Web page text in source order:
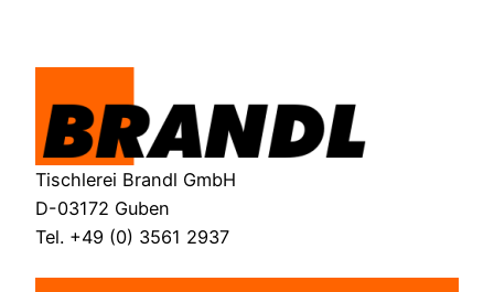
Tischlerei Brandl GmbH
D-03172 Guben
Tel. +49 (0) 3561 2937